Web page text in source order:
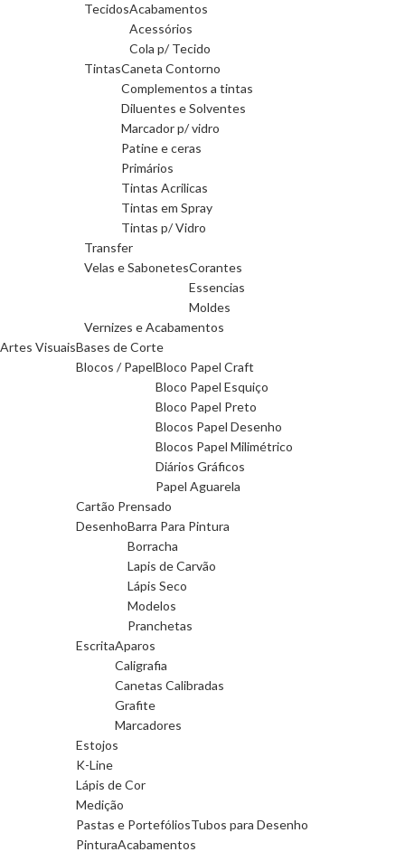
TecidosAcabamentos
Acessórios
Cola p/ Tecido
TintasCaneta Contorno
Complementos a tintas
Diluentes e Solventes
Marcador p/ vidro
Patine e ceras
Primários
Tintas Acrilicas
Tintas em Spray
Tintas p/ Vidro
Transfer
Velas e SabonetesCorantes
Essencias
Moldes
Vernizes e Acabamentos
Artes VisuaisBases de Corte
Blocos / PapelBloco Papel Craft
Bloco Papel Esquiço
Bloco Papel Preto
Blocos Papel Desenho
Blocos Papel Milimétrico
Diários Gráficos
Papel Aguarela
Cartão Prensado
DesenhoBarra Para Pintura
Borracha
Lapis de Carvão
Lápis Seco
Modelos
Pranchetas
EscritaAparos
Caligrafia
Canetas Calibradas
Grafite
Marcadores
Estojos
K-Line
Lápis de Cor
Medição
Pastas e PortefóliosTubos para Desenho
PinturaAcabamentos